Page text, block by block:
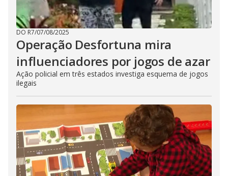
DO R7/07/08/2025
Operação Desfortuna mira
influenciadores por jogos de azar
Ação policial em três estados investiga esquema de jogos
ilegais